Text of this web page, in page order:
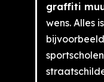
graffiti
wens. Alles